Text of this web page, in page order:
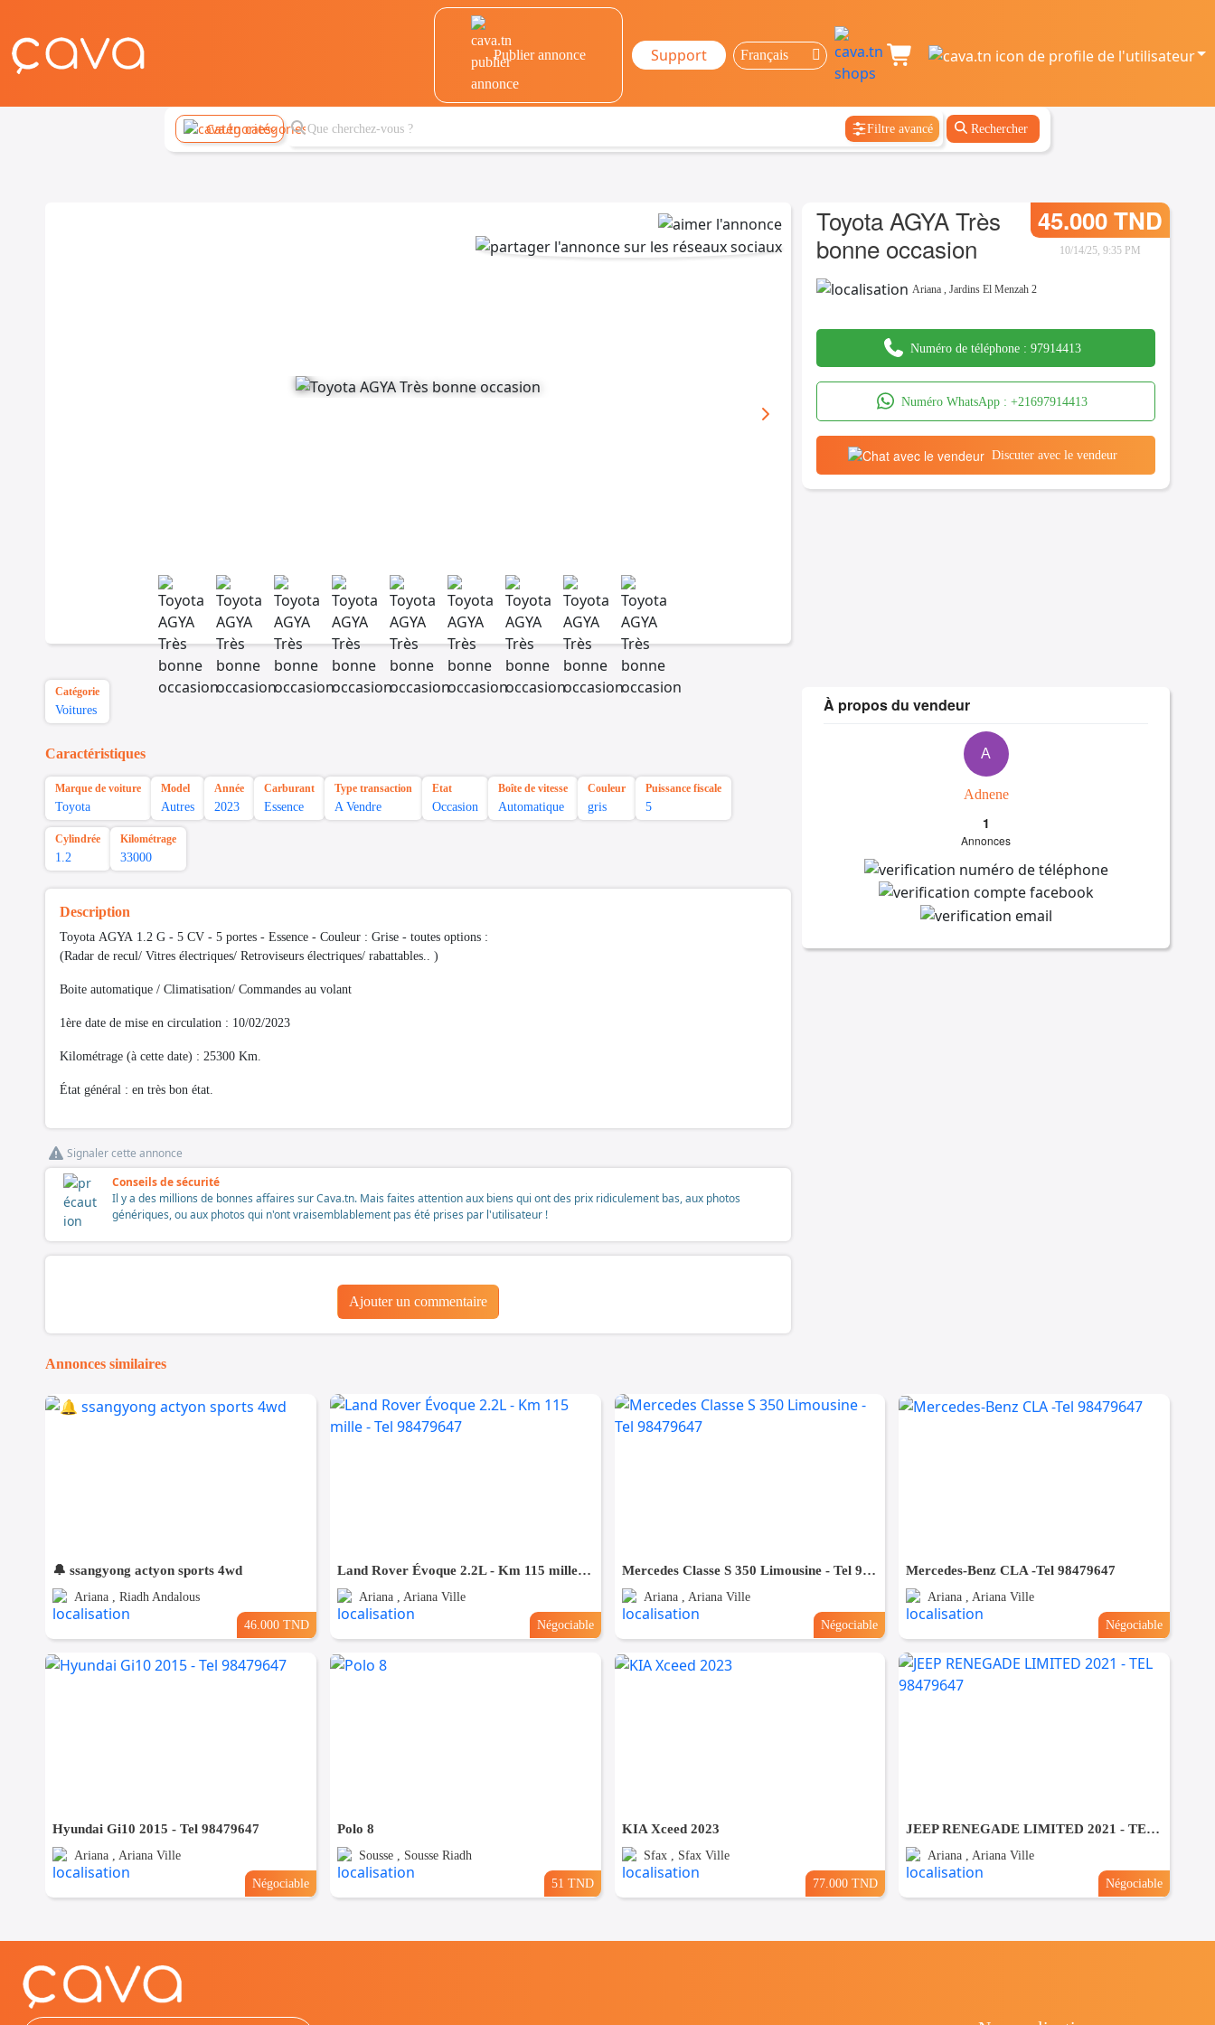
Publier annonce Support
Catégories Filtre avancé Rechercher
Toyota AGYA Très
bonne occasion
45.000 TND
10/14/25, 9:35 PM
Ariana ,Jardins El Menzah 2
Numéro de téléphone : 97914413
Numéro WhatsApp : +21697914413
Discuter avec le vendeur
Catégorie
Voitures
Caractéristiques
Marque de voiture
Toyota
Model
Autres
Année
2023
Carburant
Essence
Type transaction
A Vendre
Etat
Occasion
Boîte de vitesse
Automatique
Couleur
gris
Puissance fiscale
5
Cylindrée
1.2
Kilométrage
33000
Description
Toyota AGYA 1.2 G - 5 CV - 5 portes - Essence - Couleur : Grise - toutes options :
(Radar de recul/ Vitres électriques/ Retroviseurs électriques/ rabattables.. )
Boite automatique / Climatisation/ Commandes au volant
1ère date de mise en circulation : 10/02/2023
Kilométrage (à cette date) : 25300 Km.
État général : en très bon état.
Signaler cette annonce
Conseils de sécurité
Il y a des millions de bonnes affaires sur Cava.tn. Mais faites attention aux biens qui ont des prix ridiculement bas, aux photos
génériques, ou aux photos qui n'ont vraisemblablement pas été prises par l'utilisateur !
Ajouter un commentaire
À propos du vendeur
A
Adnene
1
Annonces
Annonces similaires
🔔 ssangyong actyon sports 4wd
Ariana , Riadh Andalous
46.000 TND
Land Rover Évoque 2.2L - Km 115 mille - Tel 98479647
Ariana , Ariana Ville
Négociable
Mercedes Classe S 350 Limousine - Tel 98479647
Ariana , Ariana Ville
Négociable
Mercedes-Benz CLA -Tel 98479647
Ariana , Ariana Ville
Négociable
Hyundai Gi10 2015 - Tel 98479647
Ariana , Ariana Ville
Négociable
Polo 8
Sousse , Sousse Riadh
51 TND
KIA Xceed 2023
Sfax , Sfax Ville
77.000 TND
JEEP RENEGADE LIMITED 2021 - TEL 98479647
Ariana , Ariana Ville
Négociable